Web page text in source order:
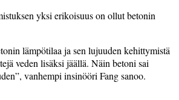
yksi erikoisuus on ollut betonin
lämpötilaa ja sen lujuuden kehittymistä
veden lisäksi jäällä. Näin betoni sai
vanhempi insinööri Fang sanoo.